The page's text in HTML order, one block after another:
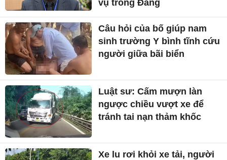
vụ trong Đảng
Câu hỏi của bố giúp nam
sinh trường Y bình tĩnh cứu
người giữa bãi biển
Luật sư: Cấm mượn làn
ngược chiều vượt xe để
tránh tai nạn thảm khốc
Xe lu rơi khỏi xe tải, người